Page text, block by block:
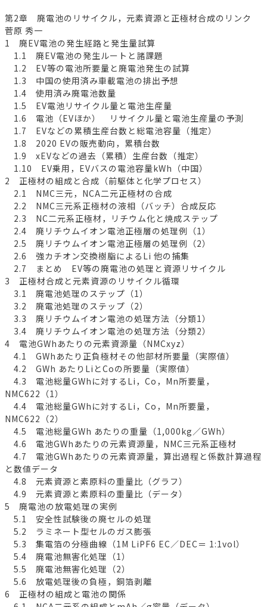
第2章 廃電池のリサイクル，元素資源と正極材合成のリンク
菅原 秀一
1 廃EV電池の発生経路と発生量試算
1.1 廃EV電池の発生ルートと諸課題
1.2 EV等の電池所要量と廃電池発生の試算
1.3 中国の使用済み車載電池の排出予想
1.4 使用済み廃電池数量
1.5 EV電池リサイクル量と電池生産量
1.6 電池（EVほか） リサイクル量と電池生産量の予測
1.7 EVなどの累積生産台数と総電池容量（推定）
1.8 2020 EVの販売動向，累積台数
1.9 xEVなどの過去（累積）生産台数（推定）
1.10 EV乗用，EVバスの電池容量kWh（中国）
2 正極材の組成と合成（前駆体と化学プロセス）
2.1 NMC三元，NCA二元正極材の合成
2.2 NMC三元系正極材の液相（バッチ）合成反応
2.3 NC二元系正極材，リチウム化と焼成ステップ
2.4 廃リチウムイオン電池正極層の処理例（1）
2.5 廃リチウムイオン電池正極層の処理例（2）
2.6 強カチオン交換樹脂によるLi 他の捕集
2.7 まとめ EV等の廃電池の処理と資源リサイクル
3 正極材合成と元素資源のリサイクル循環
3.1 廃電池処理のステップ（1）
3.2 廃電池処理のステップ（2）
3.3 廃リチウムイオン電池の処理方法（分類1）
3.4 廃リチウムイオン電池の処理方法（分類2）
4 電池GWhあたりの元素資源量（NMCxyz）
4.1 GWhあたり正負極材その他部材所要量（実際値）
4.2 GWh あたりLiとCoの所要量（実際値）
4.3 電池総量GWhに対するLi，Co，Mn所要量，
NMC622（1）
4.4 電池総量GWhに対するLi，Co，Mn所要量，
NMC622（2）
4.5 電池総量GWh あたりの重量（1,000kg／GWh）
4.6 電池GWhあたりの元素資源量，NMC三元系正極材
4.7 電池GWhあたりの元素資源量，算出過程と係数計算過程
と数値データ
4.8 元素資源と素原料の重量比（グラフ）
4.9 元素資源と素原料の重量比（データ）
5 廃電池の放電処理の実例
5.1 安全性試験後の廃セルの処理
5.2 ラミネート型セルのガス膨張
5.3 集電箔の分極曲線（1M LiPF6 EC／DEC＝ 1:1vol）
5.4 廃電池無害化処理（1）
5.5 廃電池無害化処理（2）
5.6 放電処理後の負極，銅箔剥離
6 正極材の組成と電池の関係